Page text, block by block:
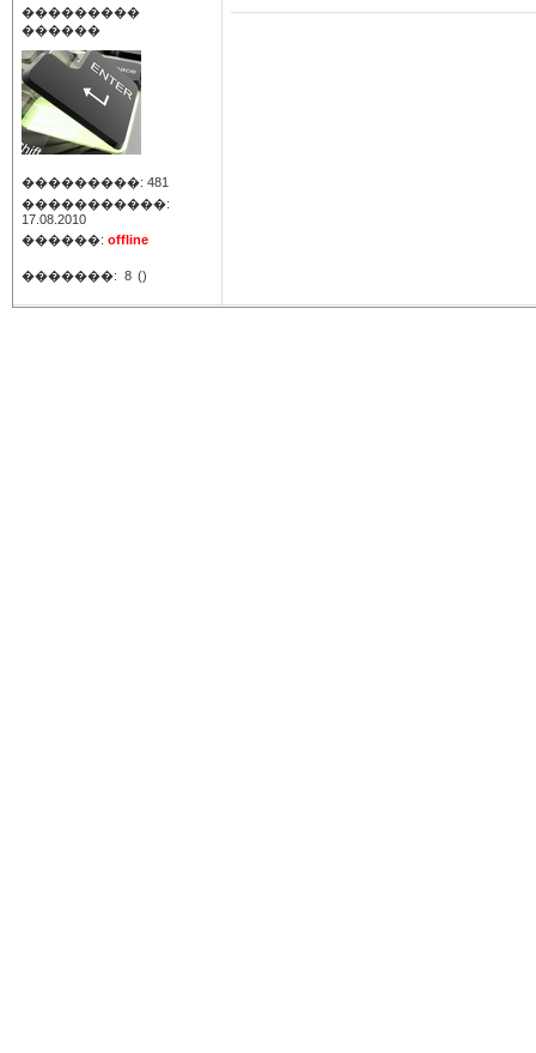
���������
������
���������: 481
�����������:
17.08.2010
������: offline
�������: 8 ()